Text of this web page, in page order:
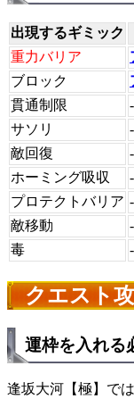
出現するギミック
重力バリア
ブロック
貫通制限
-
サソリ
-
敵回復
-
ホーミング吸収
-
プロテクトバリア -
敵移動
-
毒
-
クエスト
運枠を入れる
逢坂大河【極】で